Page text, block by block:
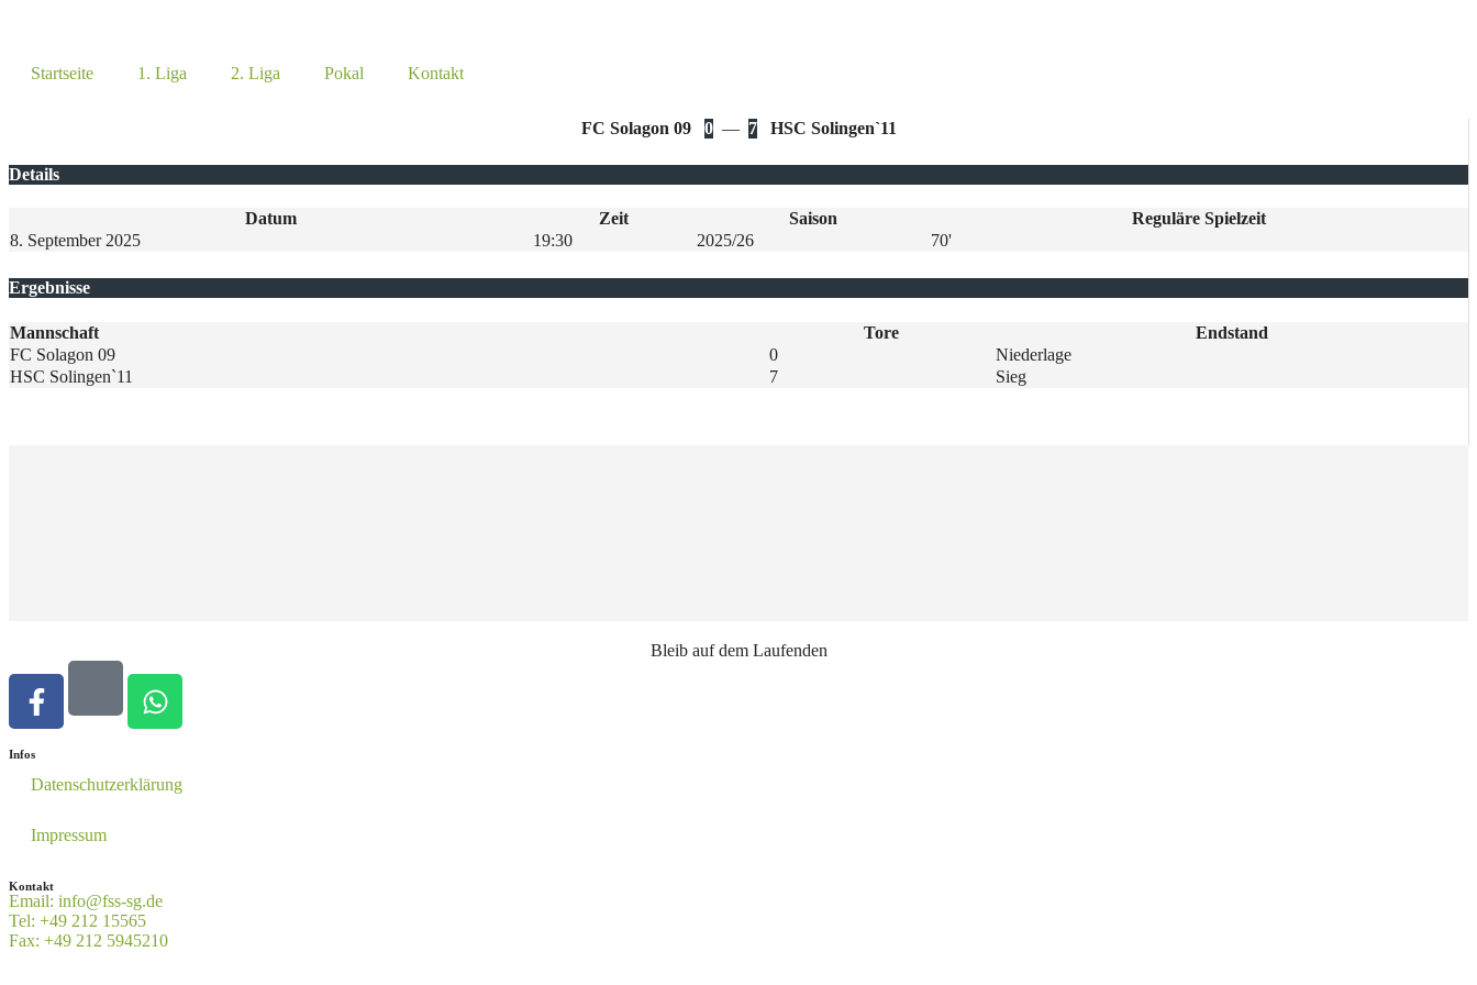
Startseite 1. Liga 2. Liga Pokal Kontakt
FC Solagon 09 0 — 7 HSC Solingen`11
Details
Datum Zeit Saison
Reguläre Spielzeit
8. September 2025
19:30 2025/26 70'
Ergebnisse
Mannschaft Tore
Endstand
FC Solagon 09
0
Niederlage
HSC Solingen`11
7 Sieg
Bleib auf dem Laufenden
Infos
Datenschutzerklärung
Impressum
Kontakt
Email: info@fss-sg.de
Tel: +49 212 15565
Fax: +49 212 5945210